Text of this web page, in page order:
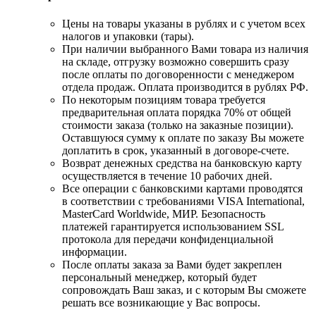
Цены на товары указаны в рублях и с учетом всех
налогов и упаковки (тары).
При наличии выбранного Вами товара из наличия
на складе, отгрузку возможно совершить сразу
после оплаты по договоренности с менеджером
отдела продаж. Оплата производится в рублях РФ.
По некоторым позициям товара требуется
предварительная оплата порядка 70% от общей
стоимости заказа (только на заказные позиции).
Оставшуюся сумму к оплате по заказу Вы можете
доплатить в срок, указанный в договоре-счете.
Возврат денежных средства на банковскую карту
осуществляется в течение 10 рабочих дней.
Все операции с банковскими картами проводятся
в соответствии с требованиями VISA International,
MasterCard Worldwide, МИР. Безопасность
платежей гарантируется использованием SSL
протокола для передачи конфиденциальной
информации.
После оплаты заказа за Вами будет закреплен
персональный менеджер, который будет
сопровождать Ваш заказ, и с которым Вы сможете
решать все возникающие у Вас вопросы.